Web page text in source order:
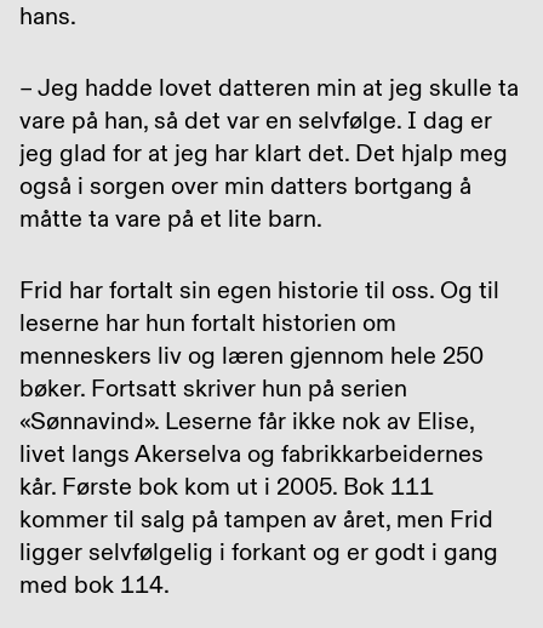
hans.
– Jeg hadde lovet datteren min at jeg skulle ta
vare på han, så det var en selvfølge. I dag er
jeg glad for at jeg har klart det. Det hjalp meg
også i sorgen over min datters bortgang å
måtte ta vare på et lite barn.
Frid har fortalt sin egen historie til oss. Og til
leserne har hun fortalt historien om
menneskers liv og læren gjennom hele 250
bøker. Fortsatt skriver hun på serien
«Sønnavind». Leserne får ikke nok av Elise,
livet langs Akerselva og fabrikkarbeidernes
kår. Første bok kom ut i 2005. Bok 111
kommer til salg på tampen av året, men Frid
ligger selvfølgelig i forkant og er godt i gang
med bok 114.